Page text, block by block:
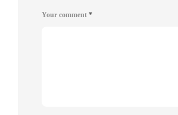
Your comment *